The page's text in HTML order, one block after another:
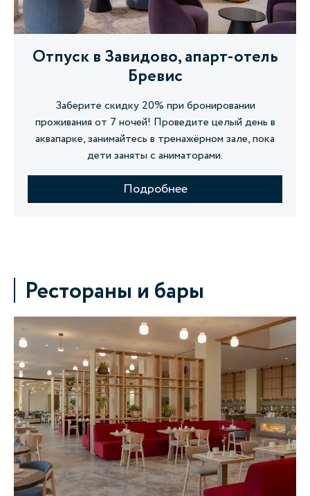
Отпуск в Завидово, апарт-отель
Бревис
Заберите скидку 20% при бронировании
проживания от 7 ночей! Проведите целый день в
аквапарке, занимайтесь в тренажёрном зале, пока
дети заняты с аниматорами.
Подробнее
Рестораны и бары